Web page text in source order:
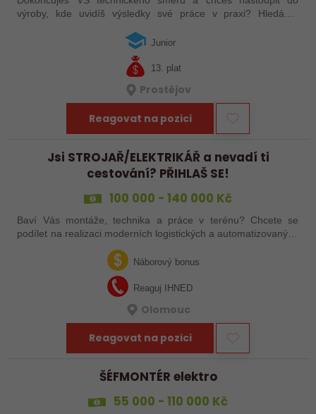
výroby, kde uvidíš výsledky své práce v praxi? Hledáme
Pozice se zaměřuje především na…
Junior
13. plat
Prostějov
Reagovat na pozici
Jsi STROJAŘ/ELEKTRIKÁŘ a nevadí ti
cestování? PŘIHLAŠ SE!
100 000 - 140 000 Kč
Baví Vás montáže, technika a práce v terénu? Chcete se
podílet na realizaci moderních logistických a automatizovaných
servisní technik nebo…
Náborový bonus
Reaguj IHNED
Olomouc
Reagovat na pozici
ŠÉFMONTÉR elektro
55 000 - 110 000 Kč